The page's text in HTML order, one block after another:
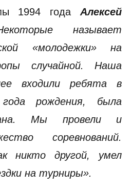
1994 года
Алексей
называет
«молодежки» на
случайной. Наша
входили ребята в
рождения, была
Мы провели и
соревнований.
никто другой, умел
на турниры».